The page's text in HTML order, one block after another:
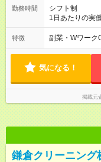
す。 ＜水準以上の収入を得られる環境！＞ 全社員の平均年収は
603万円（平均
らに自己負担額
できている」と話す社員
あり 試用期間
です。
勤務時間
シフト制
1日あたりの実働時間：最
20：00、12：
形労働時間制（週平均実働
出勤前にジムに
働くことがほ
特徴 副業・Wワーク
気になる！
掲載元
鎌倉クリーニング